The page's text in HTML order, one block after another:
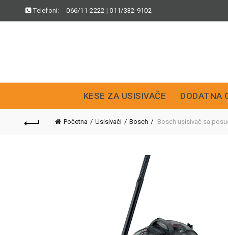
Telefoni: 066/11-2222 |011/332-9102
KESE ZA USISIVAČE DODATNA
Početna Usisivači Bosch Bosch usisivač sa